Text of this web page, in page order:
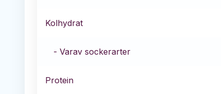
Kolhydrat
- Varav sockerarter
Protein